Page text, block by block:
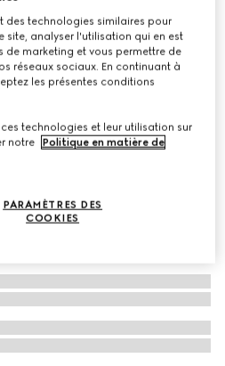
Savoy mini format
des technologies similaires pour
site, analyser l'utilisation qui en est
de marketing et vous permettre de
réseaux sociaux. En continuant à
les présentes conditions
technologies et leur utilisation sur
notre
Politique en matière de
PARAMÈTRES DES
COOKIES